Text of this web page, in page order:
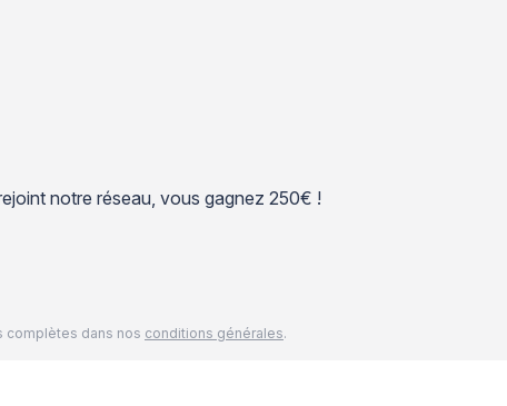
notre réseau, vous gagnez 250€ !
complètes dans nos conditions générales.